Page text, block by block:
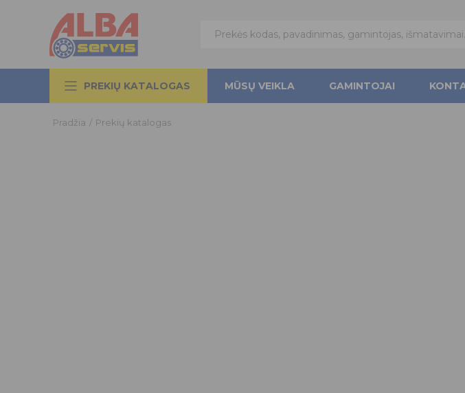
PREKIŲ KATALOGAS MŪSŲ VEIKLA GAMINTOJAI
Pradžia / Prekių katalogas